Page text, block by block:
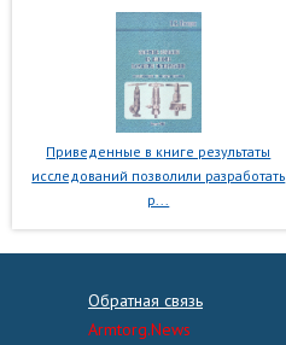
Приведенные в книге результаты
исследований позволили разработать
р...
Обратная связь
Armtorg.News